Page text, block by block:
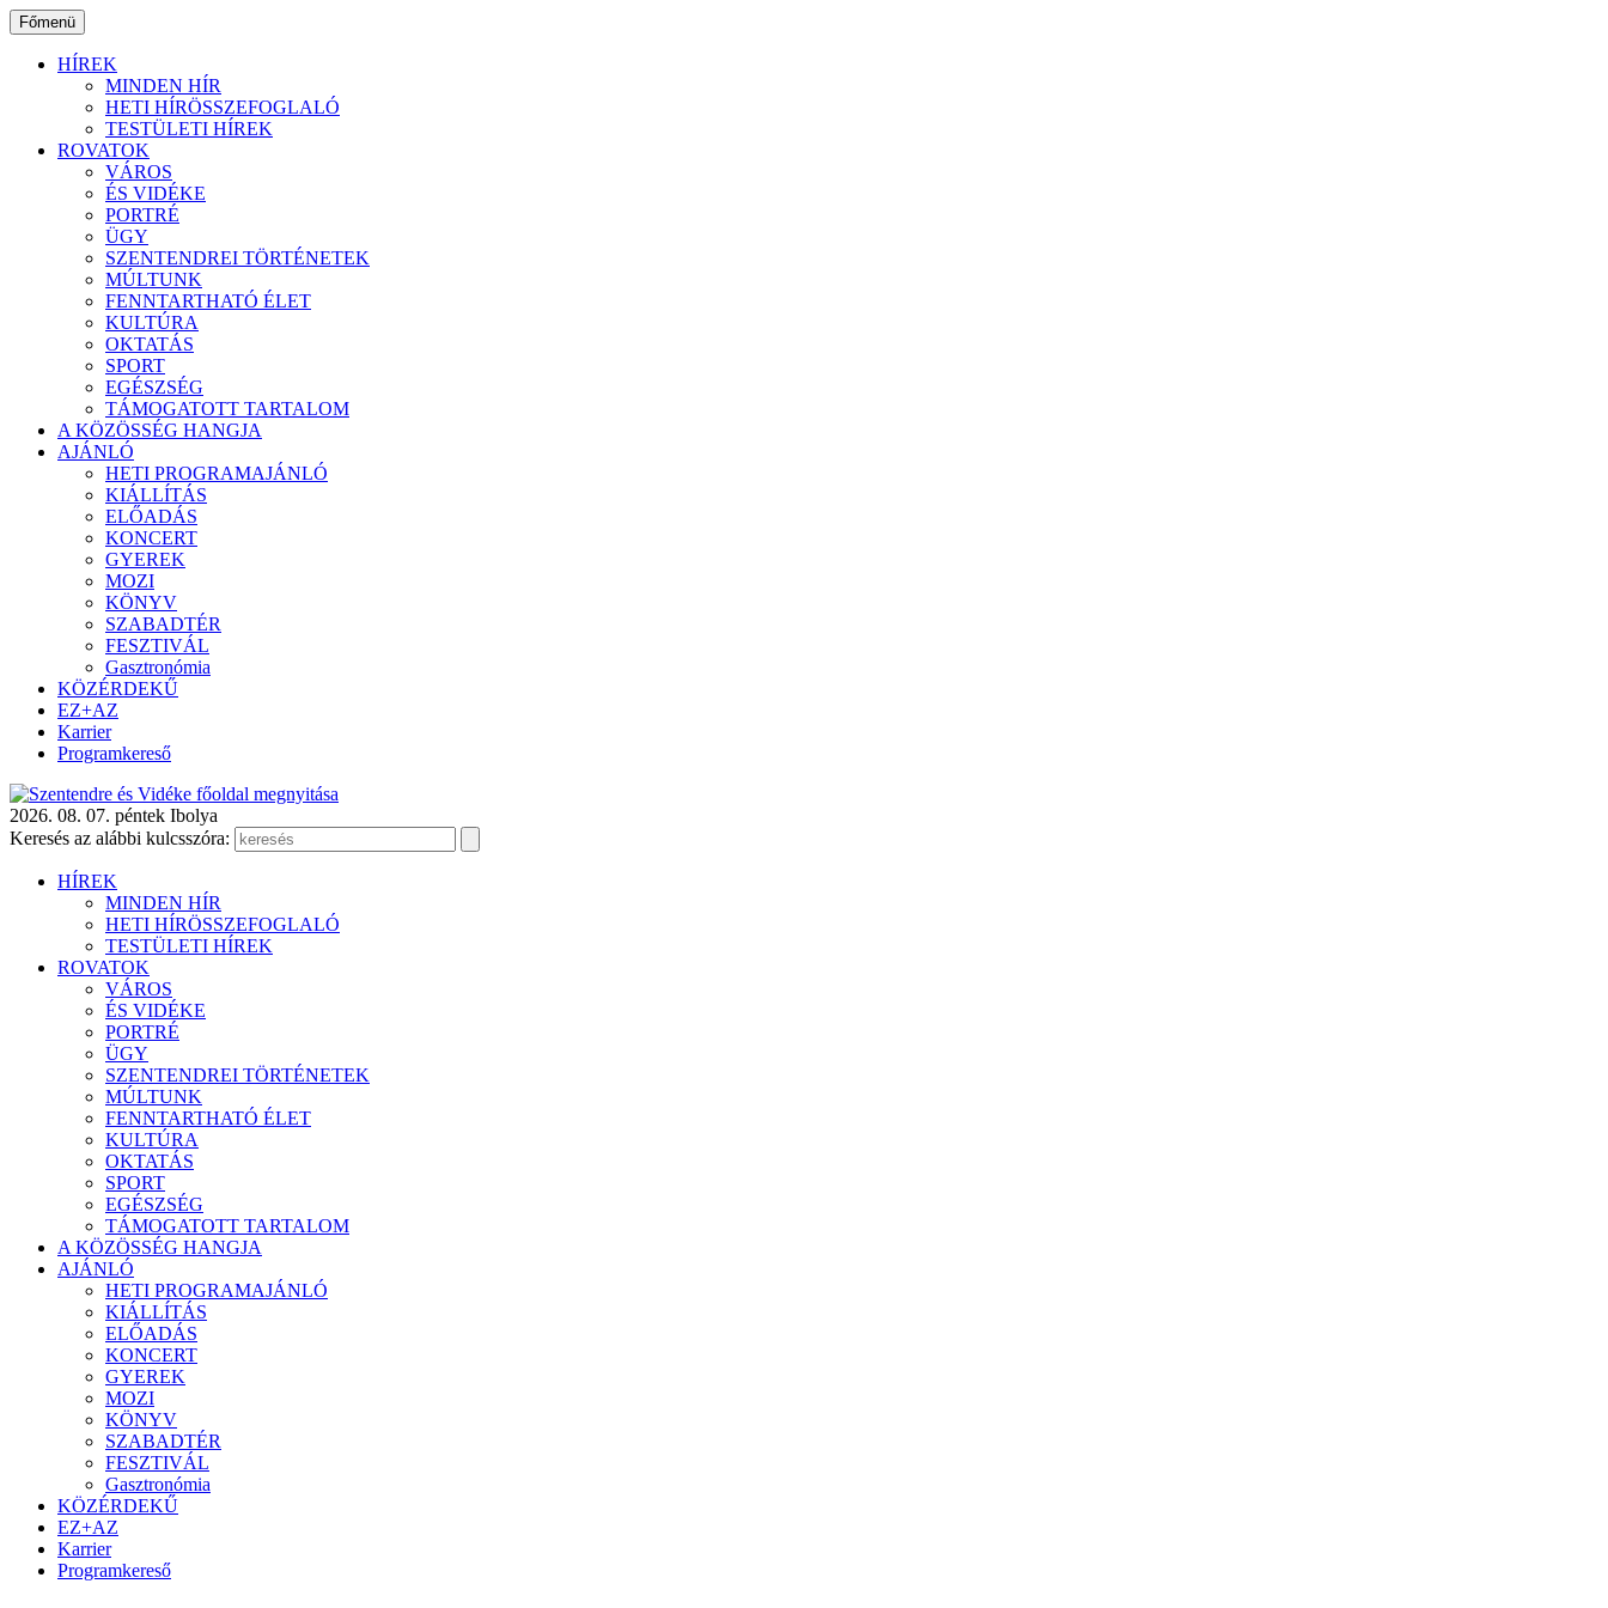
Ugrás
a
tartalomhoz
Főmenü
HÍREK
MINDEN HÍR
HETI HÍRÖSSZEFOGLALÓ
TESTÜLETI HÍREK
ROVATOK
VÁROS
ÉS VIDÉKE
PORTRÉ
ÜGY
SZENTENDREI TÖRTÉNETEK
MÚLTUNK
FENNTARTHATÓ ÉLET
KULTÚRA
OKTATÁS
SPORT
EGÉSZSÉG
TÁMOGATOTT TARTALOM
A KÖZÖSSÉG HANGJA
AJÁNLÓ
HETI PROGRAMAJÁNLÓ
KIÁLLÍTÁS
ELŐADÁS
KONCERT
GYEREK
MOZI
KÖNYV
SZABADTÉR
FESZTIVÁL
Gasztronómia
KÖZÉRDEKŰ
EZ+AZ
Karrier
Programkereső
2026. 08. 07. péntek Ibolya
Keresés az alábbi kulcsszóra:
HÍREK
MINDEN HÍR
HETI HÍRÖSSZEFOGLALÓ
TESTÜLETI HÍREK
ROVATOK
VÁROS
ÉS VIDÉKE
PORTRÉ
ÜGY
SZENTENDREI TÖRTÉNETEK
MÚLTUNK
FENNTARTHATÓ ÉLET
KULTÚRA
OKTATÁS
SPORT
EGÉSZSÉG
TÁMOGATOTT TARTALOM
A KÖZÖSSÉG HANGJA
AJÁNLÓ
HETI PROGRAMAJÁNLÓ
KIÁLLÍTÁS
ELŐADÁS
KONCERT
GYEREK
MOZI
KÖNYV
SZABADTÉR
FESZTIVÁL
Gasztronómia
KÖZÉRDEKŰ
EZ+AZ
Karrier
Programkereső